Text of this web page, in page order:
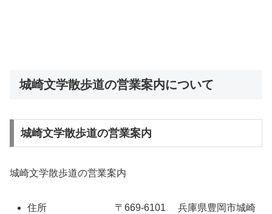
城崎文学散歩道の営業案内について
城崎文学散歩道の営業案内
城崎文学散歩道の営業案内
住所 〒669-6101 兵庫県豊岡市城崎